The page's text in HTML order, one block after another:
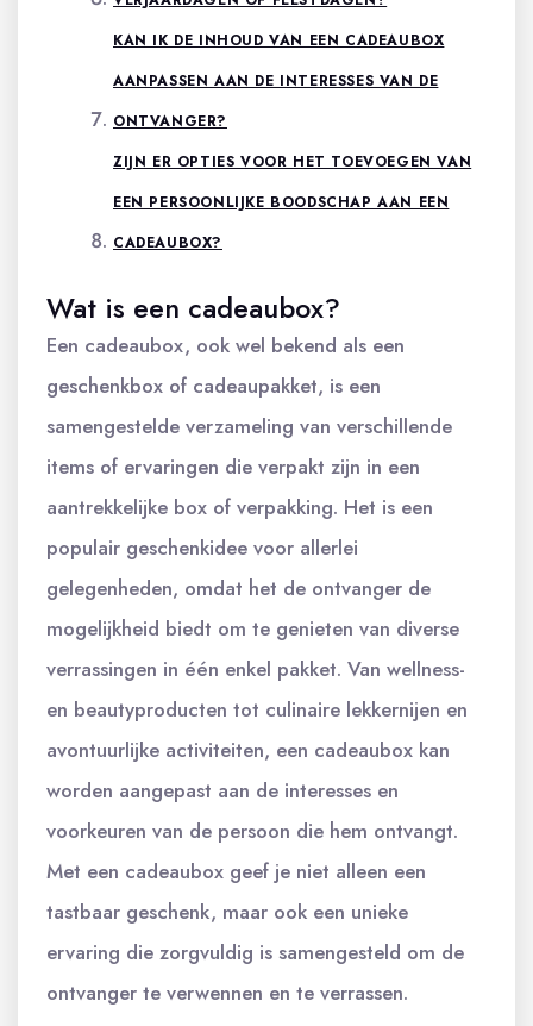
KAN IK DE INHOUD VAN EEN CADEAUBOX
AANPASSEN AAN DE INTERESSES VAN DE
ONTVANGER?
ZIJN ER OPTIES VOOR HET TOEVOEGEN VAN
EEN PERSOONLIJKE BOODSCHAP AAN EEN
CADEAUBOX?
Wat is een cadeaubox?
Een cadeaubox, ook wel bekend als een
geschenkbox of cadeaupakket, is een
samengestelde verzameling van verschillende
items of ervaringen die verpakt zijn in een
aantrekkelijke box of verpakking. Het is een
populair geschenkidee voor allerlei
gelegenheden, omdat het de ontvanger de
mogelijkheid biedt om te genieten van diverse
verrassingen in één enkel pakket. Van wellness-
en beautyproducten tot culinaire lekkernijen en
avontuurlijke activiteiten, een cadeaubox kan
worden aangepast aan de interesses en
voorkeuren van de persoon die hem ontvangt.
Met een cadeaubox geef je niet alleen een
tastbaar geschenk, maar ook een unieke
ervaring die zorgvuldig is samengesteld om de
ontvanger te verwennen en te verrassen.